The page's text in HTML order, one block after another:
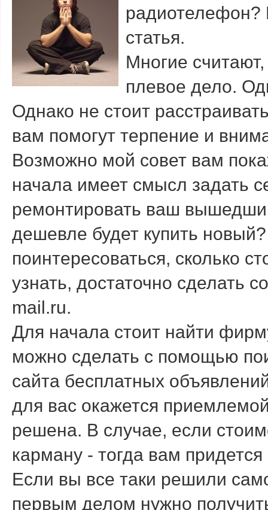
радиотелефон?
статья.
Многие
плевое дело.
Однако не стоит
вам помогут терпение и
Возможно мой совет вам
начала имеет смысл задать
ремонтировать ваш
дешевле будет купить
поинтересоваться, сколько
узнать, достаточно сделать
mail.ru.
Для начала стоит найти
можно сделать с помощью
сайта бесплатных
для вас окажется
решена. В случае, если
карману - тогда вам
Если вы все таки решили
первым делом нужно